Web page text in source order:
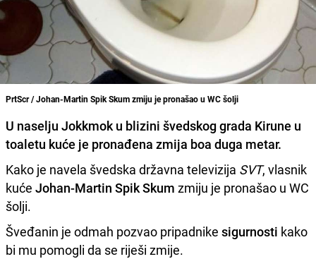
PrtScr / Johan-Martin Spik Skum zmiju je pronašao u WC šolji
U naselju Jokkmok u blizini švedskog grada Kirune u
toaletu kuće je pronađena zmija boa duga metar.
Kako je navela švedska državna televizija SVT, vlasnik
kuće Johan-Martin Spik Skum zmiju je pronašao u WC
šolji.
Šveđanin je odmah pozvao pripadnike sigurnosti kako
bi mu pomogli da se riješi zmije.